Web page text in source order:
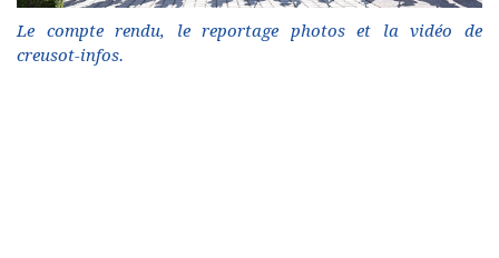
Le compte rendu, le reportage photos et la vidéo de
creusot-infos.